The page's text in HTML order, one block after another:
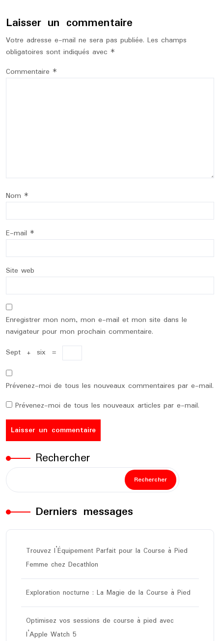
Laisser un commentaire
Votre adresse e-mail ne sera pas publiée. Les champs
obligatoires sont indiqués avec *
Commentaire *
Nom *
E-mail *
Site web
Enregistrer mon nom, mon e-mail et mon site dans le
navigateur pour mon prochain commentaire.
Sept + six =
Prévenez-moi de tous les nouveaux commentaires par e-mail.
Prévenez-moi de tous les nouveaux articles par e-mail.
Rechercher
Rechercher
Derniers messages
Trouvez l’Équipement Parfait pour la Course à Pied
Femme chez Decathlon
Exploration nocturne : La Magie de la Course à Pied
Optimisez vos sessions de course à pied avec
l’Apple Watch 5